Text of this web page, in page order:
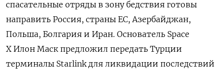
спасательные отряды в зону бедствия готовы
направить Россия, страны ЕС, Азербайджан,
Польша, Болгария и Иран. Основатель Space
X Илон Маск предложил передать Турции
терминалы Starlink для ликвидации последствий